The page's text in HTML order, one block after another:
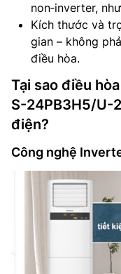
non‑inverter,
Kích thước và
gian – không
điều hòa.
Tại sao điều
S-24PB3H5/U-
điện?
Công nghệ